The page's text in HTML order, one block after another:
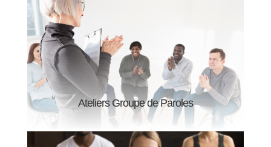
Ateliers Groupe de Paroles